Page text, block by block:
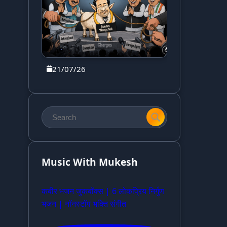
21/07/26
Music With Mukesh
कबीर भजन जुकबॉक्स | 6 लोकप्रिय निर्गुण
भजन | नॉनस्टॉप भक्ति संगीत